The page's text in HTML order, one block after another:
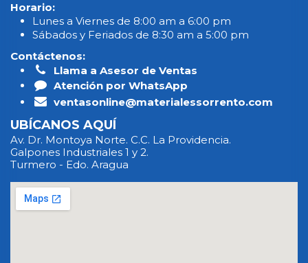
Horario:
Lunes a Viernes de 8:00 am a 6:00 pm
Sábados y Feriados de 8:30 am a 5:00 pm
Contáctenos:
Llama a Asesor de Ventas
Atención por WhatsApp
ventasonline@materialessorrento.com
UBÍCANOS AQUÍ
Av. Dr. Montoya Norte. C.C. La Providencia.
Galpones Industriales 1 y 2.
Turmero - Edo. Aragua